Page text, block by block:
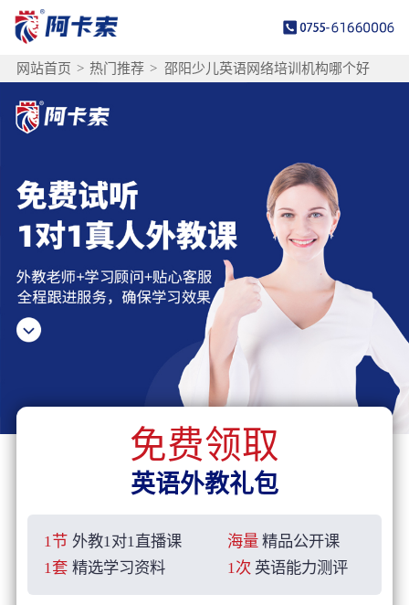
网站首页 > 热门推荐 > 邵阳少儿英语网络培训机构哪个好
免费领取
英语外教礼包
1节 外教1对1直播课 海量 精品公开课
1套 精选学习资料 1次 英语能力测评